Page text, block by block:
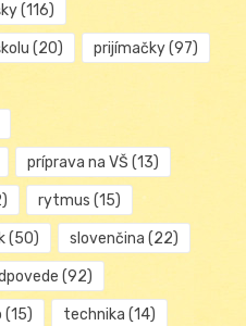
(116)
(20) prijímačky(97)
príprava na VŠ (13)
rytmus (15)
(50) slovenčina (22)
(92)
(15) technika (14)